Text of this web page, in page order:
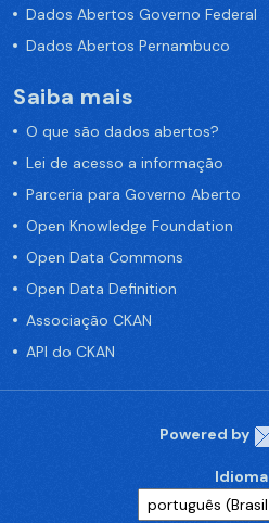
Dados Abertos Governo Federal
Dados Abertos Pernambuco
Saiba mais
O que são dados abertos?
Lei de acesso a informação
Parceria para Governo Aberto
Open Knowledge Foundation
Open Data Commons
Open Data Definition
Associação CKAN
API do CKAN
Powered by
Idioma